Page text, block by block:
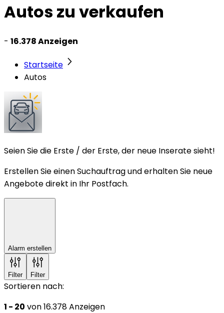
Autos zu verkaufen
- 16.378 Anzeigen
Startseite
Autos
Seien Sie die Erste / der Erste, der neue Inserate sieht!
Erstellen Sie einen Suchauftrag und erhalten Sie neue
Angebote direkt in Ihr Postfach.
Alarm erstellen
Filter Filter
Sortieren nach:
1 - 20 von 16.378 Anzeigen